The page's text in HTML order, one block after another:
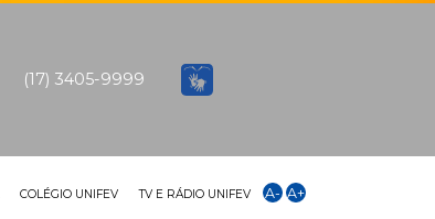
(17) 3405-9999
COLÉGIO UNIFEV TV E RÁDIO UNIFEV A- A+